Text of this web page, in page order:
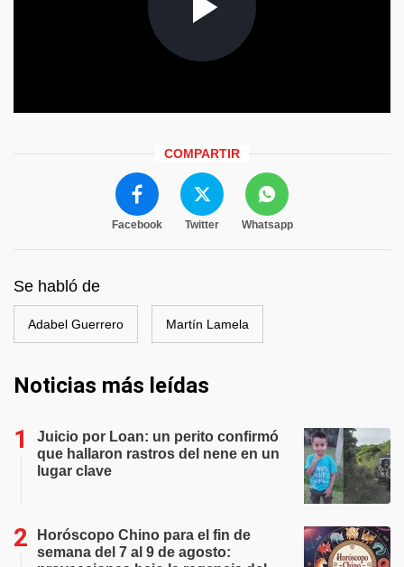
COMPARTIR
Facebook Twitter Whatsapp
Se habló de
Adabel Guerrero Martín Lamela
Noticias más leídas
Juicio por Loan: un perito confirmó
que hallaron rastros del nene en un
lugar clave
Horóscopo Chino para el fin de
semana del 7 al 9 de agosto: